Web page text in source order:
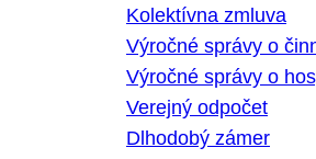
Kolektívna zmluva
Výročné správy o
Výročné správy o
Verejný odpočet
Dlhodobý zámer